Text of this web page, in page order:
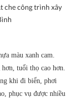
che công trình xây
màu xanh cam.
tuổi thọ cao hơn.
khi đi biển, phơi
phục vụ được nhiều